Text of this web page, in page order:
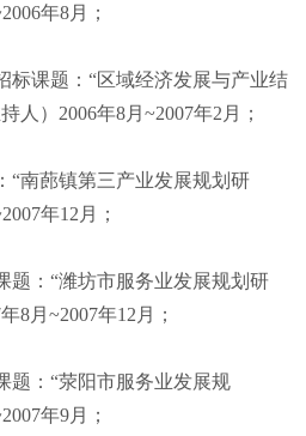
年8月；
标课题：“区域经济发展与产业结
人）2006年8月~2007年2月；
“南蓢镇第三产业发展规划研
年12月；
题：“潍坊市服务业发展规划研
8月~2007年12月；
题：“荥阳市服务业发展规
年9月；